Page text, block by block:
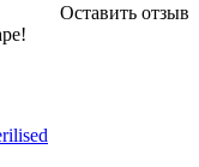
Оставить отзыв